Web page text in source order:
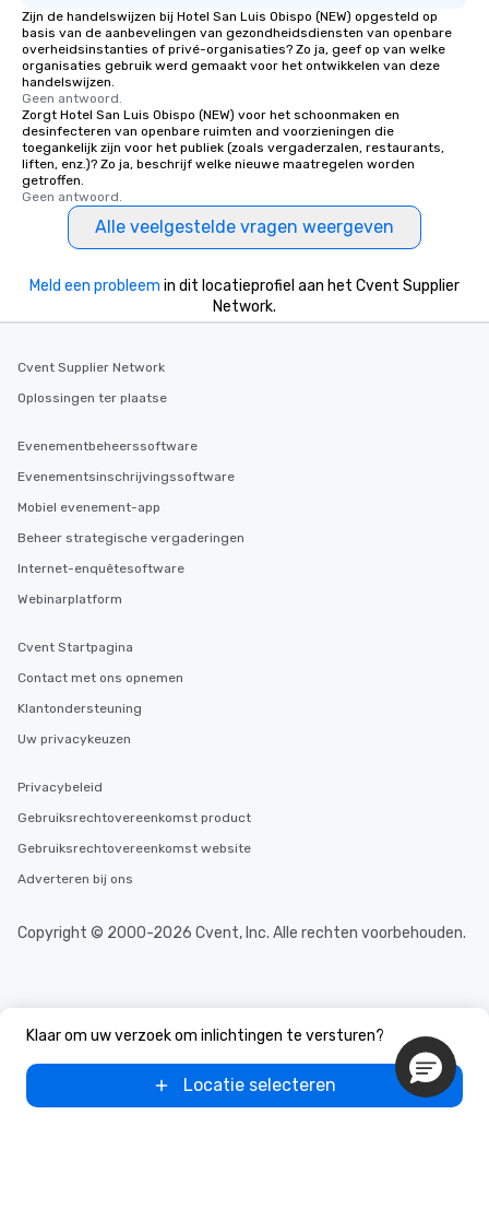
Zijn de handelswijzen bij Hotel San Luis Obispo (NEW) opgesteld op
basis van de aanbevelingen van gezondheidsdiensten van openbare
overheidsinstanties of privé-organisaties? Zo ja, geef op van welke
organisaties gebruik werd gemaakt voor het ontwikkelen van deze
handelswijzen.
Geen antwoord.
Zorgt Hotel San Luis Obispo (NEW) voor het schoonmaken en
desinfecteren van openbare ruimten and voorzieningen die
toegankelijk zijn voor het publiek (zoals vergaderzalen, restaurants,
liften, enz.)? Zo ja, beschrijf welke nieuwe maatregelen worden
getroffen.
Geen antwoord.
Alle veelgestelde vragen weergeven
Klaar om uw verzoek om inlichtingen te versturen?
Locatie selecteren
Meld een probleem in dit locatieprofiel aan het Cvent Supplier
Network.
Cvent Supplier Network
Oplossingen ter plaatse
Evenementbeheerssoftware
Evenementsinschrijvingssoftware
Mobiel evenement-app
Beheer strategische vergaderingen
Internet-enquêtesoftware
Webinarplatform
Cvent Startpagina
Contact met ons opnemen
Klantondersteuning
Uw privacykeuzen
Privacybeleid
Gebruiksrechtovereenkomst product
Gebruiksrechtovereenkomst website
Adverteren bij ons
Copyright © 2000-2026 Cvent, Inc. Alle rechten voorbehouden.